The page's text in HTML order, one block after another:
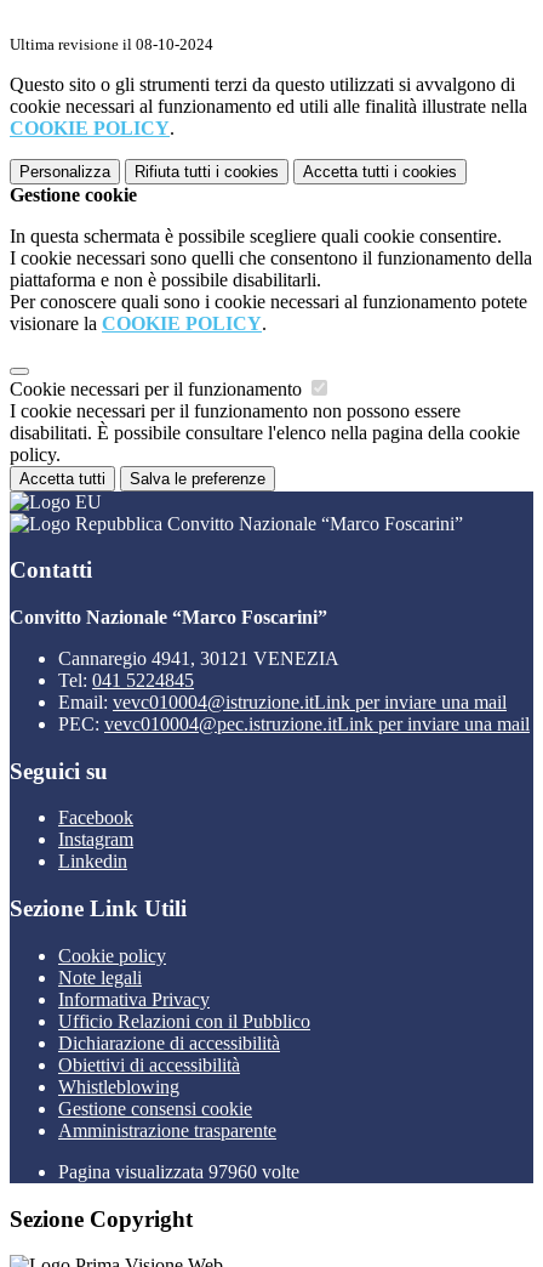
Ultima revisione il 08-10-2024
Questo sito o gli strumenti terzi da questo utilizzati si avvalgono di
cookie necessari al funzionamento ed utili alle finalità illustrate nella
COOKIE POLICY.
Personalizza Rifiuta tutti i cookies Accetta tutti i cookies
Gestione cookie
In questa schermata è possibile scegliere quali cookie consentire.
I cookie necessari sono quelli che consentono il funzionamento della
piattaforma e non è possibile disabilitarli.
Per conoscere quali sono i cookie necessari al funzionamento potete
visionare la COOKIE POLICY.
Cookie necessari per il funzionamento
I cookie necessari per il funzionamento non possono essere
disabilitati. È possibile consultare l'elenco nella pagina della cookie
policy.
Accetta tutti Salva le preferenze
Convitto Nazionale “Marco Foscarini”
Contatti
Convitto Nazionale “Marco Foscarini”
Cannaregio 4941, 30121 VENEZIA
Tel: 041 5224845
Email: vevc010004@istruzione.itLink per inviare una mail
PEC: vevc010004@pec.istruzione.itLink per inviare una mail
Seguici su
Facebook
Instagram
Linkedin
Sezione Link Utili
Cookie policy
Note legali
Informativa Privacy
Ufficio Relazioni con il Pubblico
Dichiarazione di accessibilità
Obiettivi di accessibilità
Whistleblowing
Gestione consensi cookie
Amministrazione trasparente
Pagina visualizzata 97960 volte
Sezione Copyright